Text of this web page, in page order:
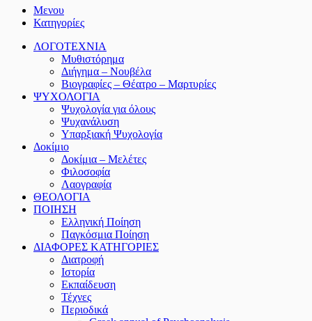
Μενου
Κατηγορίες
ΛΟΓΟΤΕΧΝΙΑ
Μυθιστόρημα
Διήγημα – Νουβέλα
Βιογραφίες – Θέατρο – Μαρτυρίες
ΨΥΧΟΛΟΓΙΑ
Ψυχολογία για όλους
Ψυχανάλυση
Υπαρξιακή Ψυχολογία
Δοκίμιο
Δοκίμια – Μελέτες
Φιλοσοφία
Λαογραφία
ΘΕΟΛΟΓΙΑ
ΠΟΙΗΣΗ
Ελληνική Ποίηση
Παγκόσμια Ποίηση
ΔΙΑΦΟΡΕΣ ΚΑΤΗΓΟΡΙΕΣ
Διατροφή
Ιστορία
Εκπαίδευση
Τέχνες
Περιοδικά